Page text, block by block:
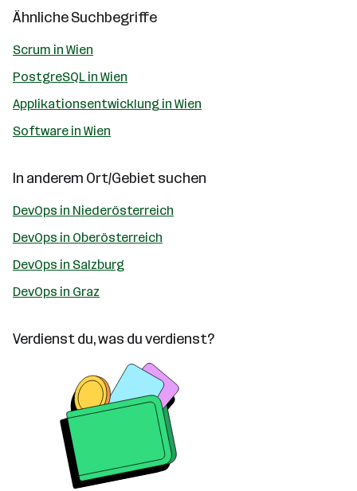
Ähnliche Suchbegriffe
Scrum in Wien
PostgreSQL in Wien
Applikationsentwicklung in Wien
Software in Wien
In anderem Ort/Gebiet suchen
DevOps in Niederösterreich
DevOps in Oberösterreich
DevOps in Salzburg
DevOps in Graz
Verdienst du, was du verdienst?